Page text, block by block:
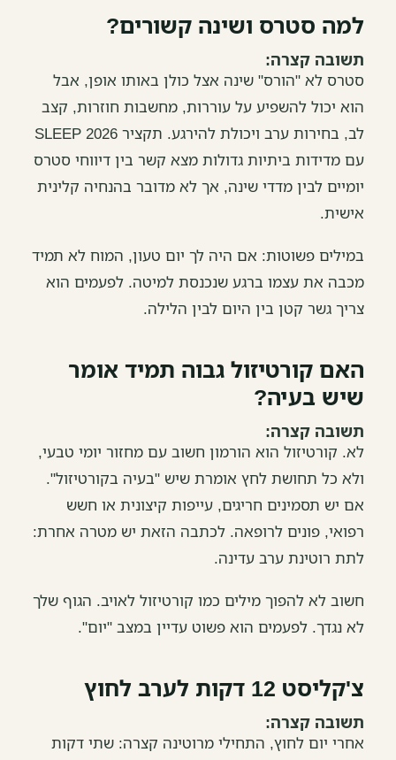
למה סטרס ושינה קשורים?
תשובה קצרה:
סטרס לא "הורס" שינה אצל כולן באותו אופן, אבל
הוא יכול להשפיע על עוררות, מחשבות חוזרות, קצב
לב, בחירות ערב ויכולת להירגע. תקציר SLEEP 2026
עם מדידות ביתיות גדולות מצא קשר בין דיווחי סטרס
יומיים לבין מדדי שינה, אך לא מדובר בהנחיה קלינית
אישית.
במילים פשוטות: אם היה לך יום טעון, המוח לא תמיד
מכבה את עצמו ברגע שנכנסת למיטה. לפעמים הוא
צריך גשר קטן בין היום לבין הלילה.
האם קורטיזול גבוה תמיד אומר
שיש בעיה?
תשובה קצרה:
לא. קורטיזול הוא הורמון חשוב עם מחזור יומי טבעי,
ולא כל תחושת לחץ אומרת שיש "בעיה בקורטיזול".
אם יש תסמינים חריגים, עייפות קיצונית או חשש
רפואי, פונים לרופאה. לכתבה הזאת יש מטרה אחרת:
לתת רוטינת ערב עדינה.
חשוב לא להפוך מילים כמו קורטיזול לאויב. הגוף שלך
לא נגדך. לפעמים הוא פשוט עדיין במצב "יום".
צ'קליסט 12 דקות לערב לחוץ
תשובה קצרה:
אחרי יום לחוץ, התחילי מרוטינה קצרה: שתי דקות